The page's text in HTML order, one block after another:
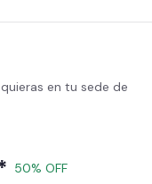
en tu sede de
50% OFF